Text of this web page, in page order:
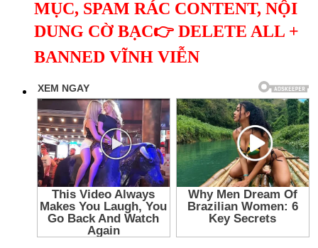
MỤC, SPAM RÁC CONTENT, NỘI
DUNG CỜ BẠC👉 DELETE ALL +
BANNED VĨNH VIỄN